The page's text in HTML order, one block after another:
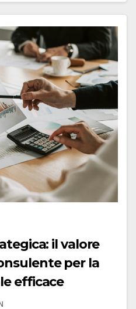
il valore
per la
efficace